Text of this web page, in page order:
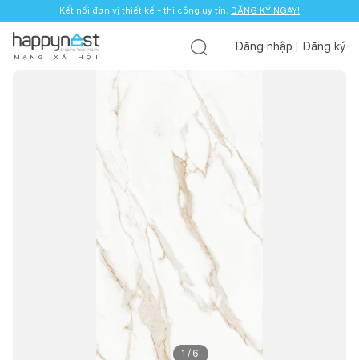
Kết nối đơn vị thiết kế - thi công uy tín. ĐĂNG KÝ NGAY!
M Ạ N G X Ã H Ộ I
Đăng nhập Đăng ký
1 / 6